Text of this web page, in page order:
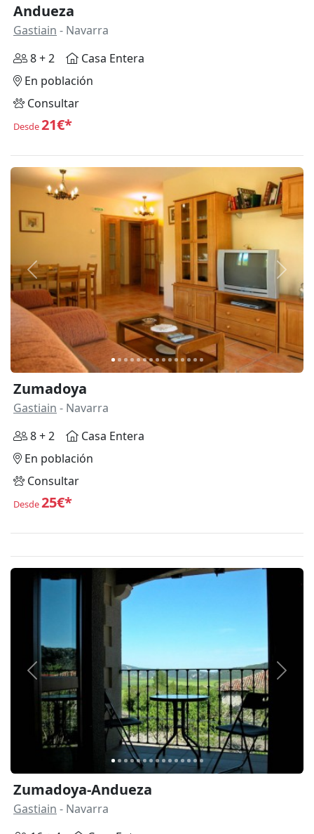
Andueza
Gastiain - Navarra
8 + 2
Casa Entera
En población
Consultar
Desde21€*
Anterior
Zumadoya
Gastiain - Navarra
8 + 2
Casa Entera
En población
Consultar
Desde25€*
Anterior
Zumadoya-Andueza
Gastiain - Navarra